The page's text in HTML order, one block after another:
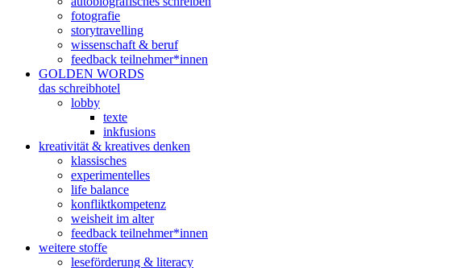
fotografie
storytravelling
wissenschaft & beruf
feedback teilnehmer*innen
GOLDEN WORDS
das schreibhotel
lobby
texte
inkfusions
kreativität & kreatives denken
klassisches
experimentelles
life balance
konfliktkompetenz
weisheit im alter
feedback teilnehmer*innen
weitere stoffe
leseförderung & literacy